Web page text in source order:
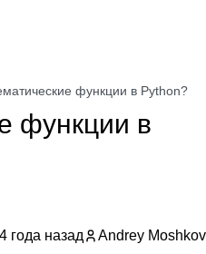
функции в Python?
функции в
4 года назад Andrey Moshkov